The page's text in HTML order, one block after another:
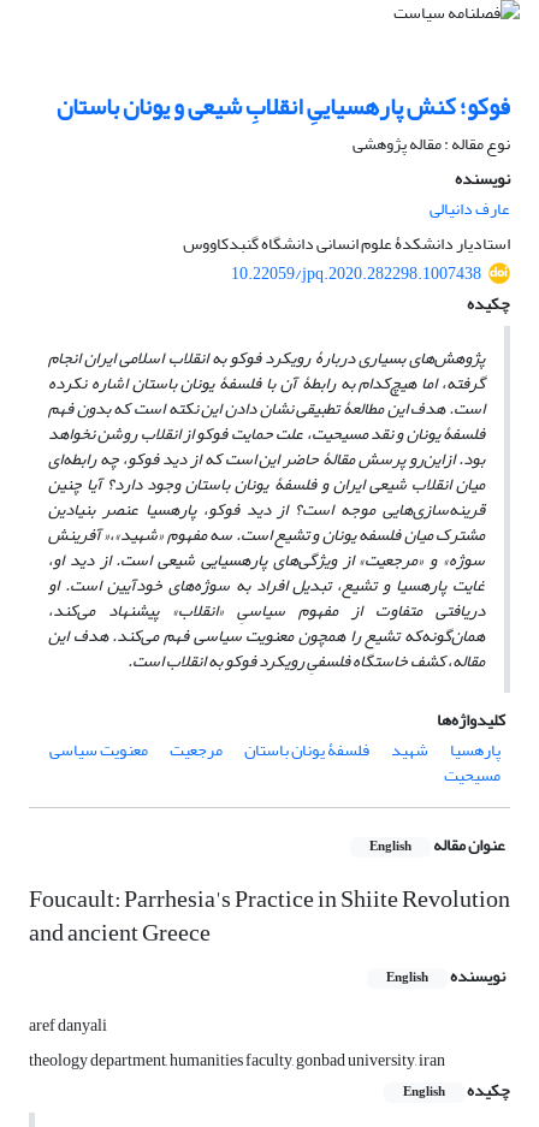
فوکو؛ کنش پارهسیاییِ انقلابِ شیعی و یونان باستان
نوع مقاله : مقاله پژوهشی
نویسنده
عارف دانیالی
استادیار دانشکدۀ علوم انسانی دانشگاه گنبدکاووس
10.22059/jpq.2020.282298.1007438
چکیده
پژوهش‌های بسیاری دربارۀ رویکرد فوکو به انقلاب اسلامی ایران انجام
گرفته، اما هیچ‌کدام به رابطۀ آن با فلسفۀ یونان باستان اشاره نکرده
است. هدف این مطالعۀ تطبیقی نشان دادن این نکته است که بدون فهم
فلسفۀ یونان و نقد مسیحیت، علت حمایت فوکو از انقلاب روشن نخواهد
بود. ازاین‌رو پرسش مقالۀ حاضر این است که از دید فوکو، چه رابطه‌ای
میان انقلاب شیعی ایران و فلسفۀ یونان باستان وجود دارد؟ آیا چنین
قرینه‌سازی‌هایی موجه است؟ از دید فوکو، پارهسیا عنصر بنیادین
مشترک میان فلسفه یونان و تشیع است. سه مفهوم «شهید»،« آفرینش
سوژه» و «مرجعیت» از ویژگی‌های پارهسیایی شیعی است. از دید او،
غایت پارهسیا و تشیع، تبدیل افراد به سوژه‌های خودآیین است. او
دریافتی متفاوت از مفهوم سیاسیِ «انقلاب» پیشنهاد می‌کند،
همان‌گونه‌که تشیع را همچون معنویت سیاسی فهم می‌کند. هدف این
مقاله، کشف خاستگاه فلسفیِ رویکرد فوکو به انقلاب است.
کلیدواژه‌ها
پارهسیا
شهید فلسفۀ یونان باستان مرجعیت معنویت سیاسی
مسیحیت
عنوان مقاله English
Foucault: Parrhesia's Practice in Shiite Revolution
and ancient Greece
نویسنده English
aref danyali
theology department, humanities faculty, gonbad university, iran
چکیده
English